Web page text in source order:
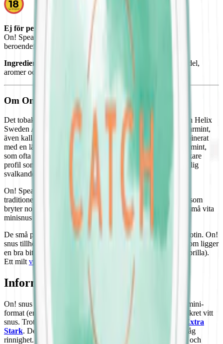
Ej för personer under 18 år.
On! Spearmint 3 mg innehåller nikotin som är ett mycket
beroendeframkallande ämne.
Ingredienser:
fyllnadsmedel, smakförstärkare, sötningsmedel,
aromer och nikotin.
Om On! Spearmint 3mg
Det tobaksfria vita minisnuset On! Spearmint 3mg Mini från Helix
Sweden AB och Altria har en mild smak av spearmint. Spearmint,
även kallad grönmynta, ger en mild och subtil svalka, kombinerat
med en lätt gräsaktig och söt arom. I jämförelse med pepparmint,
som ofta är starkare och mer intensiv, har spearmint en mjukare
profil som ger en mindre genomträngande, men ändå behaglig
svalkande effekt.
On! Spearmint Mini skiljer sig likt övriga On! snus från det
traditionella snuset genom sin rektangulära dosa, en design som
bryter normen och tillför en unik touch. Dosan rymmer 20 små vita
minisnus som tillsammans väger 6,4 gram.
De små prillorna är extra torra, vita och innehåller 3 mg nikotin. On!
snus tillhör de mildare vita snusen med ett nikotininnehåll som ligger
en bra bit under gränsen till normal styra (6 mg nikotin per prilla).
Ett milt vitt snus som rinner mindre än fuktigare varianter.
Information om varumärket On!
On! snus kombinerar stilren rektangulär dosa med prillor i mini-
format (endast 0,32 g styck), vilket gör dem till ett unikt diskret vitt
snus. Trots det lilla formatet finns styrka:
On! Mint 9 mg Extra
Stark. Den torra ytan ger dessutom lång smakrelease och låg
rinnighet. Bland smakerna märks Spearmint, Lemon Berry och